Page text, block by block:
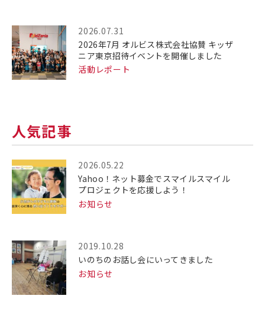
2026.07.31
2026年7月 オルビス株式会社協賛 キッザ
ニア東京招待イベントを開催しました
活動レポート
人気記事
2026.05.22
Yahoo！ネット募金でスマイルスマイル
プロジェクトを応援しよう！
お知らせ
2019.10.28
いのちのお話し会にいってきました
お知らせ